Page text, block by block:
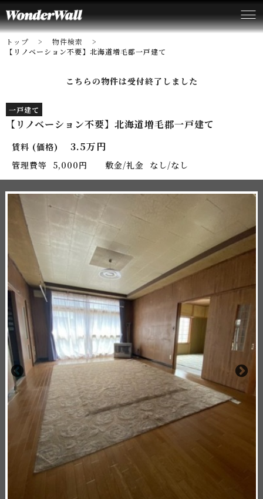
トップ
物件検索
【リノベーション不要】北海道増毛郡一戸建て
こちらの物件は受付終了しました
一戸建て
【リノベーション不要】北海道増毛郡一戸建て
賃料 (価格) 3.5万円
管理費等 5,000円 敷金/礼金 なし/なし